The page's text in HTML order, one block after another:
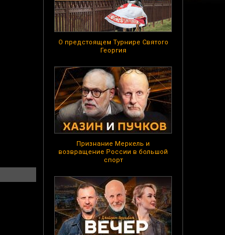
О предстоящем Турнире Святого
Георгия
Признание Меркель и
возвращение России в большой
спорт